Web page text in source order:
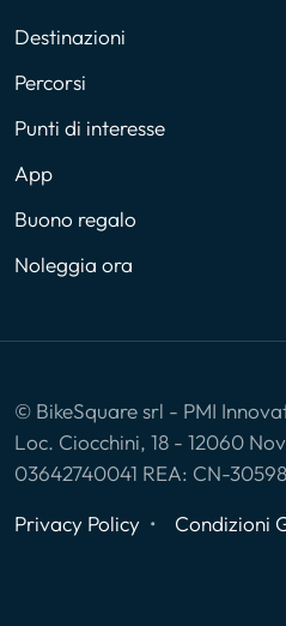
Destinazioni
Percorsi
Punti di interesse
App
Buono regalo
Noleggia ora
© BikeSquare srl - PMI
Loc. Ciocchini, 18 - 12060
03642740041 REA: CN-
Privacy Policy
Condizioni